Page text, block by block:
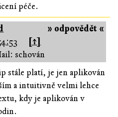
péče.
» odpovědět «
[↑]
schován
stále platí, je jen aplikován
a intuitivně velmi lehce
kdy je aplikován v